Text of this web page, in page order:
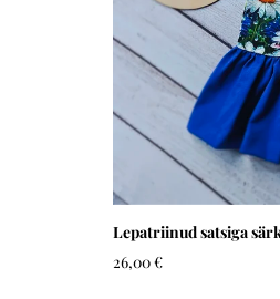
Lepatriinud satsiga
26,00 €